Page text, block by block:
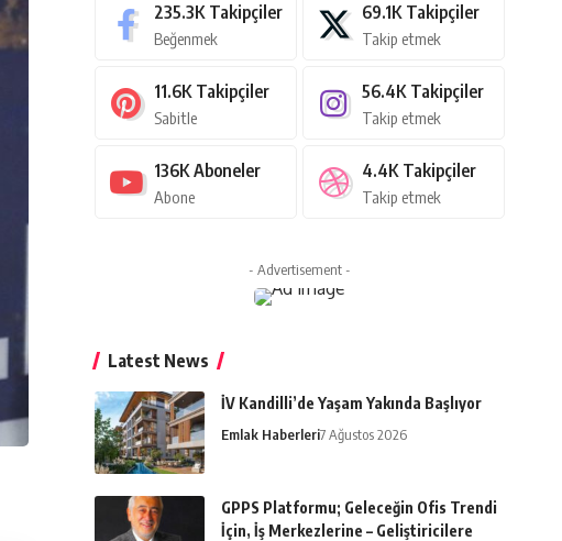
235.3K Takipçiler
Beğenmek
69.1K Takipçiler
Takip etmek
11.6K Takipçiler
Sabitle
56.4K Takipçiler
Takip etmek
136K Aboneler
Abone
4.4K Takipçiler
Takip etmek
- Advertisement -
Latest News
İV Kandilli’de Yaşam Yakında Başlıyor
Emlak Haberleri7 Ağustos 2026
GPPS Platformu; Geleceğin Ofis Trendi
İçin, İş Merkezlerine – Geliştiricilere